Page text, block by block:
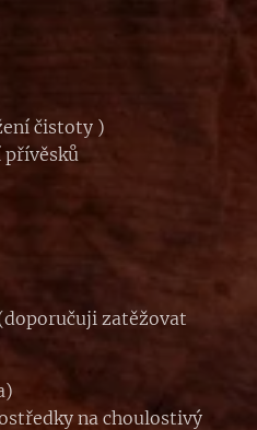
čistoty )
zatěžovat
na choulostivý